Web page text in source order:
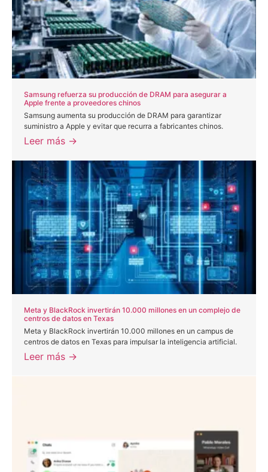
Samsung refuerza su producción de DRAM para asegurar a
Apple frente a proveedores chinos
Samsung aumenta su producción de DRAM para garantizar
suministro a Apple y evitar que recurra a fabricantes chinos.
Leer más →
Meta y BlackRock invertirán 10.000 millones en un complejo de
centros de datos en Texas
Meta y BlackRock invertirán 10.000 millones en un campus de
centros de datos en Texas para impulsar la inteligencia artificial.
Leer más →